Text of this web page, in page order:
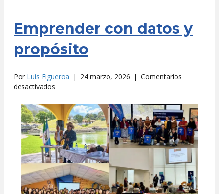
Emprender con datos y
propósito
Por Luis Figueroa | 24 marzo, 2026 | Comentarios
desactivados
con
datos
y
propósito